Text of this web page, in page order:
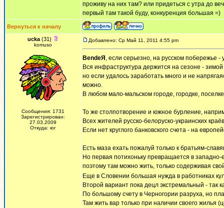
проживу на них там? или придеться с утра до
первый там такой буду, конкуренция большая =)
Вернуться к началу
ucka (31)
komuso
Сообщения: 1731
Зарегистрирован:
27.03.2009
Откуда: юг
Добавлено: Ср Май 11, 2011 4:55 pm
BendeЯ , если серьезно, на русском побережье
Вся инфраструктура держится на сезоне -
но если удалось заработать много и не
можно.
В любом мало-мальском городе, городке,
То же столпотворение и южное бурление,
Всех жителей русско-белоруско-украинских
Если нет круглого банковского счета - на
Есть маза ехать пожалуй только к братьям-
Но первая потихоньку превращается в западно-
поэтому там можно жить, только содерживая
Еще в Словении большая нужда в работниках
Второй вариант пока децл экстремальный - так
По большому счету в Черногории разруха, но
Там жить вар только при наличии своего жилья